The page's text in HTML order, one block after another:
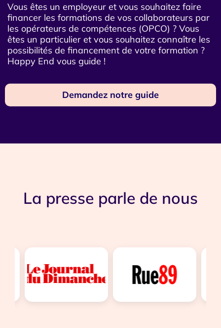
Vous êtes un employeur et vous souhaitez faire
financer les formations de vos collaborateurs par
les opérateurs de compétences (OPCO) ? Vous
êtes un particulier et vous souhaitez connaître les
possibilités de financement de votre formation ?
Happy End vous guide !
Demandez notre guide
La presse parle de nous